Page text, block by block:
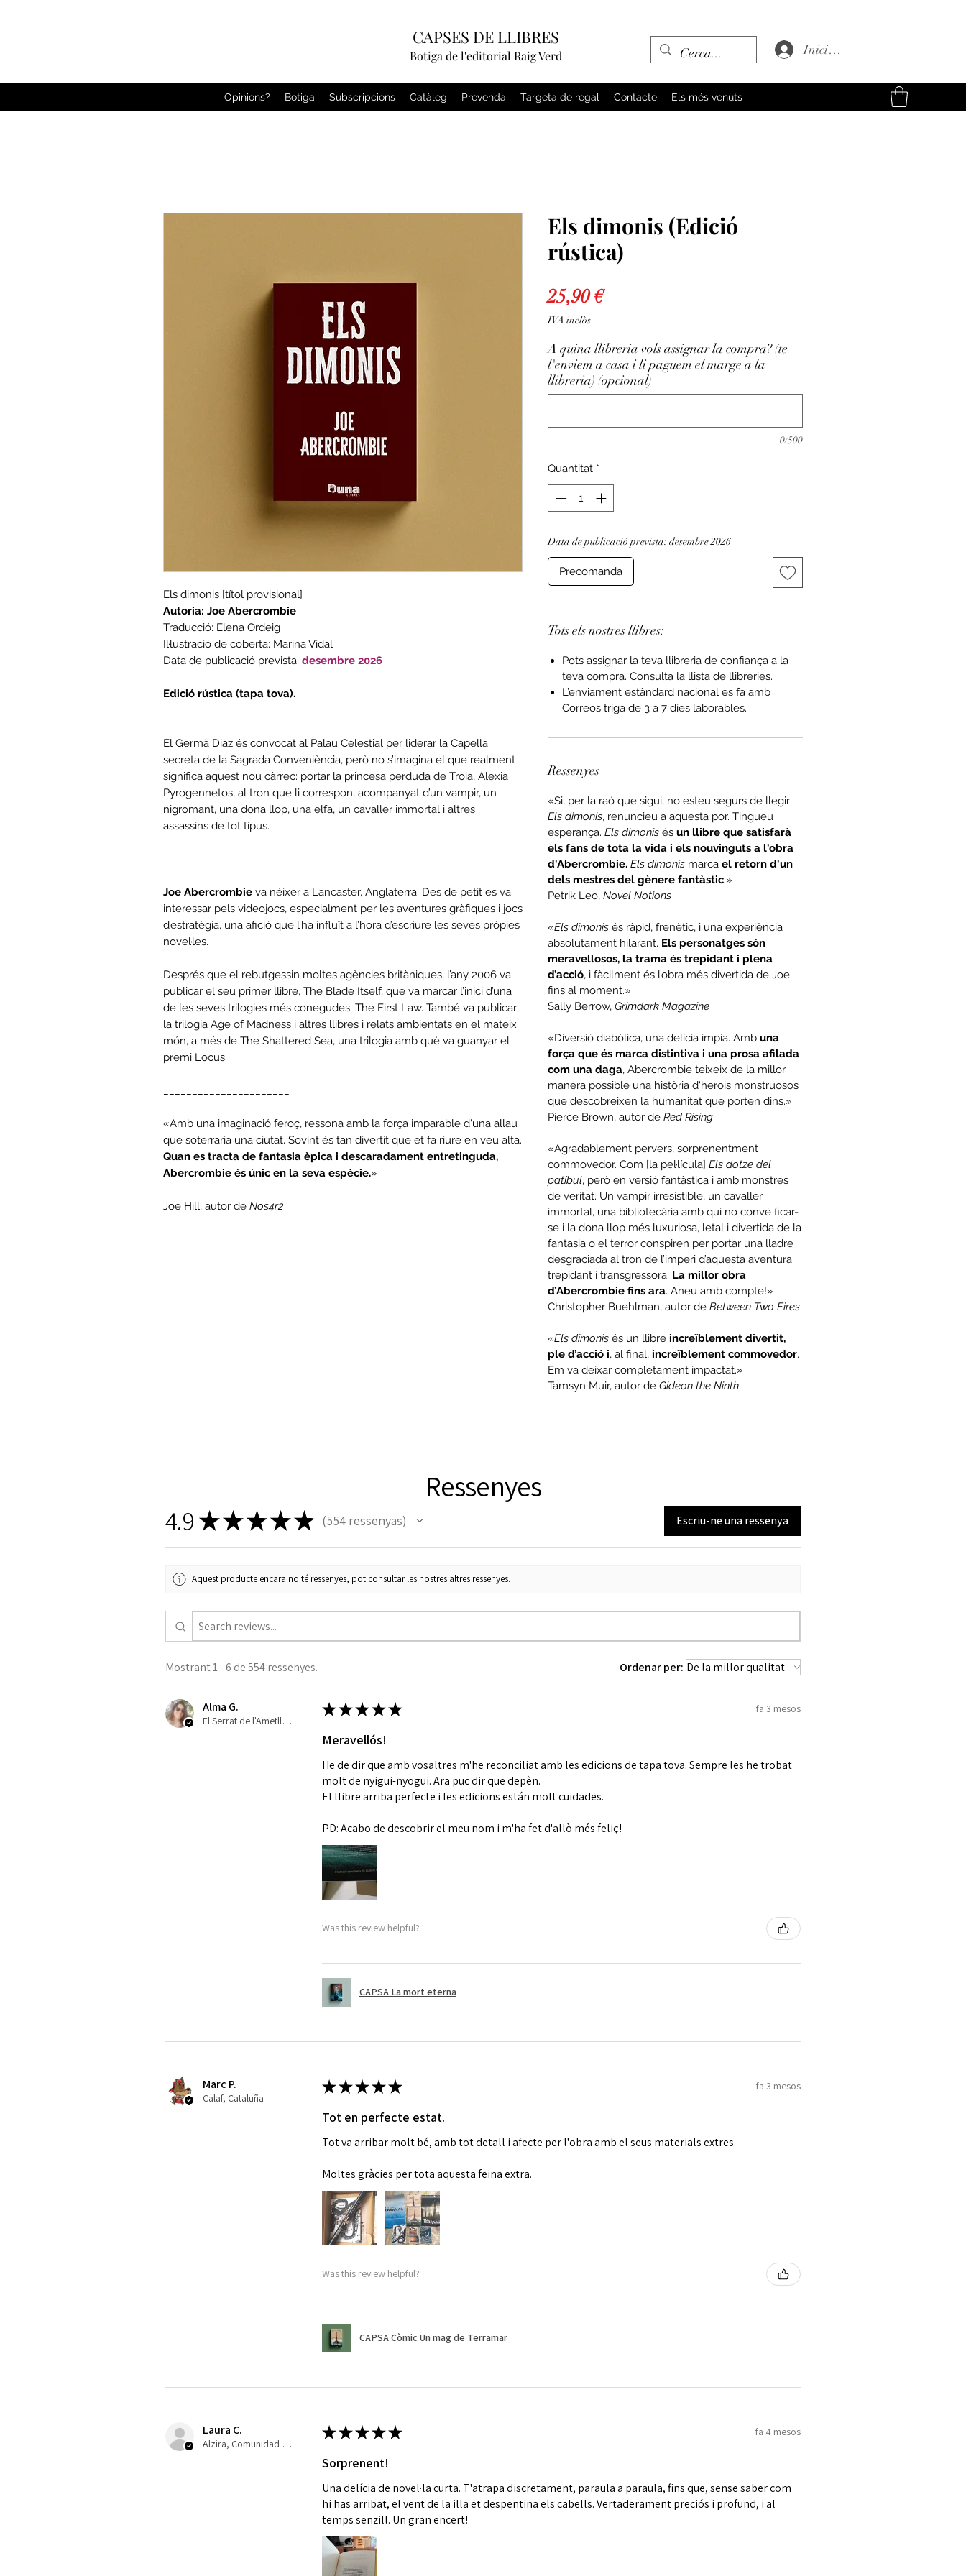
CAPSES DE LLIBRES
Opinions? Botiga Subscripcions Catàleg Prevenda Targeta de regal Contacte Els més venuts
Inicia la sessió
Botiga de l'editorial Raig Verd
Els dimonis [títol provisional]
Autoria: Joe Abercrombie
Traducció: Elena Ordeig
Il·lustració de coberta: Marina Vidal
Data de publicació prevista: desembre 2026
Edició rústica (tapa tova).
El Germà Diaz és convocat al Palau Celestial per liderar la Capella
secreta de la Sagrada Conveniència, però no s’imagina el que realment
significa aquest nou càrrec: portar la princesa perduda de Troia, Alexia
Pyrogennetos, al tron que li correspon, acompanyat d’un vampir, un
nigromant, una dona llop, una elfa, un cavaller immortal i altres
assassins de tot tipus.
Joe Abercrombie va néixer a Lancaster, Anglaterra. Des de petit es va
interessar pels videojocs, especialment per les aventures gràfiques i jocs
d’estratègia, una afició que l’ha influït a l’hora d’escriure les seves pròpies
novel·les.
Després que el rebutgessin moltes agències britàniques, l’any 2006 va
publicar el seu primer llibre, The Blade Itself, que va marcar l’inici d’una
de les seves trilogies més conegudes: The First Law. També va publicar
la trilogia Age of Madness i altres llibres i relats ambientats en el mateix
món, a més de The Shattered Sea, una trilogia amb què va guanyar el
premi Locus.
«Amb una imaginació feroç, ressona amb la força imparable d'una allau
que soterraria una ciutat. Sovint és tan divertit que et fa riure en veu alta.
Quan es tracta de fantasia èpica i descaradament entretinguda,
Abercrombie és únic en la seva espècie.»
Joe Hill, autor de Nos4r2
Els dimonis (Edició
rústica)
25,90 €Price
IVA inclòs
A quina llibreria vols assignar la compra? (te
l'enviem a casa i li paguem el marge a la
llibreria) (opcional)
0/500
Quantitat *
Data de publicació prevista: desembre 2026
Precomanda
Tots els nostres llibres:
Pots assignar la teva llibreria de confiança a la
teva compra. Consulta la llista de llibreries.
L’enviament estàndard nacional es fa amb
Correos triga de 3 a 7 dies laborables.
Ressenyes
«Si, per la raó que sigui, no esteu segurs de llegir
Els dimonis, renuncieu a aquesta por. Tingueu
esperança. Els dimonis és un llibre que satisfarà
els fans de tota la vida i els nouvinguts a l'obra
d'Abercrombie. Els dimonis marca el retorn d'un
dels mestres del gènere fantàstic.»
Petrik Leo, Novel Notions
«Els dimonis és ràpid, frenètic, i una experiència
absolutament hilarant. Els personatges són
meravellosos, la trama és trepidant i plena
d’acció, i fàcilment és l’obra més divertida de Joe
fins al moment.»
Sally Berrow, Grimdark Magazine
«Diversió diabòlica, una delícia impia. Amb una
força que és marca distintiva i una prosa afilada
com una daga, Abercrombie teixeix de la millor
manera possible una història d'herois monstruosos
que descobreixen la humanitat que porten dins.»
Pierce Brown, autor de Red Rising
«Agradablement pervers, sorprenentment
commovedor. Com [la pel·lícula] Els dotze del
patíbul, però en versió fantàstica i amb monstres
de veritat. Un vampir irresistible, un cavaller
immortal, una bibliotecària amb qui no convé ficar-
se i la dona llop més luxuriosa, letal i divertida de la
fantasia o el terror conspiren per portar una lladre
desgraciada al tron de l’imperi d’aquesta aventura
trepidant i transgressora. La millor obra
d’Abercrombie fins ara. Aneu amb compte!»
Christopher Buehlman, autor de Between Two Fires
«Els dimonis és un llibre increïblement divertit,
ple d’acció i, al final, increïblement commovedor.
Em va deixar completament impactat.»
Tamsyn Muir, autor de Gideon the Ninth
Ressenyes
4.9 ★★★★★ 554ressenyas
554 Escriu-ne una ressenya
Aquest producte encara no té ressenyes, pot consultar les nostres altres ressenyes.
Mostrant 1 - 6 de 554 ressenyes. Ordenar per:
Alma G.
El Serrat de l'Ametlla, ES-CT
★★★★★ fa 3 mesos
Meravellós!
He de dir que amb vosaltres m'he reconciliat amb les edicions de tapa tova. Sempre les he trobat
molt de nyigui-nyogui. Ara puc dir que depèn.
El llibre arriba perfecte i les edicions están molt cuidades.
PD: Acabo de descobrir el meu nom i m'ha fet d'allò més feliç!
Was this review helpful?
CAPSA La mort eterna
Marc P.
Calaf, Cataluña
★★★★★ fa 3 mesos
Tot en perfecte estat.
Tot va arribar molt bé, amb tot detall i afecte per l'obra amb el seus materials extres.
Moltes gràcies per tota aquesta feina extra.
Was this review helpful?
CAPSA Còmic Un mag de Terramar
Laura C.
Alzira, Comunidad Valenciana
★★★★★ fa 4 mesos
Sorprenent!
Una delícia de novel·la curta. T'atrapa discretament, paraula a paraula, fins que, sense saber com
hi has arribat, el vent de la illa et despentina els cabells. Vertaderament preciós i profund, i al
temps senzill. Un gran encert!